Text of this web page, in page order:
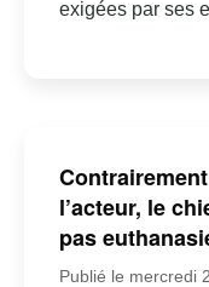
exigées par ses
l’acteur, le
pas
Publié le mercredi